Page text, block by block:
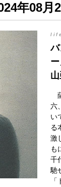
年08月
山
六
い
る
激
も
千
馳